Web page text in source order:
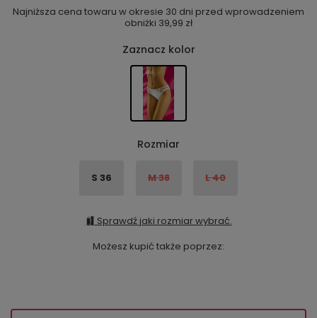
Najniższa cena towaru w okresie 30 dni przed wprowadzeniem
obniżki 39,99 zł
Zaznacz kolor
Rozmiar
S 36 M 38 L 40
Sprawdź jaki rozmiar wybrać.
Możesz kupić także poprzez: